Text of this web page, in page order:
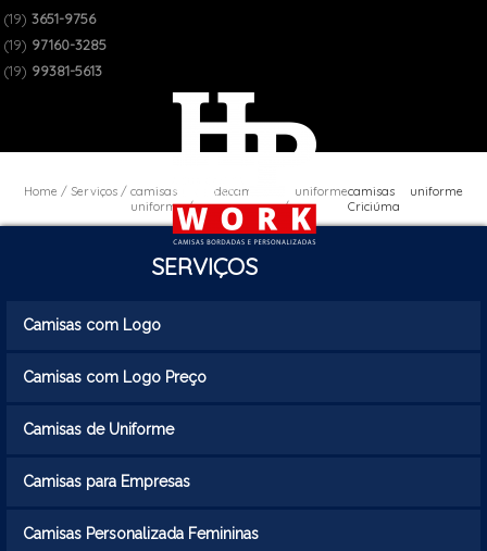
(19) 3651-9756
(19) 97160-3285
(19) 99381-5613
Home Serviços
camisas de
uniforme
camisa uniforme
empresa
camisas uniforme
Criciúma
SERVIÇOS
Camisas com Logo
Camisas com Logo Preço
Camisas de Uniforme
Camisas para Empresas
Camisas Personalizada Femininas